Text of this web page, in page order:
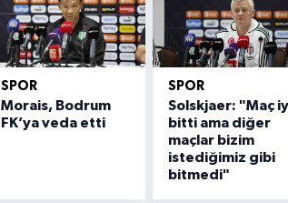
SPOR
Morais, Bodrum
FK’ya veda etti
SPOR
Solskjaer: "Maç
bitti ama diğer
maçlar bizim
istediğimiz gibi
bitmedi"